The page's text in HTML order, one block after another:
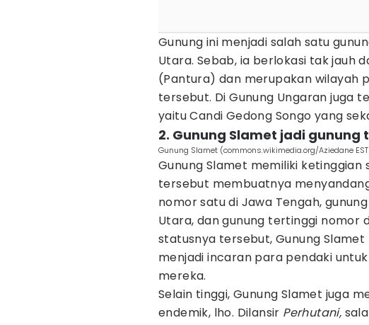
Gunung ini menjadi salah satu
Utara. Sebab, ia berlokasi tak jauh
(Pantura) dan merupakan wilayah
tersebut. Di Gunung Ungaran juga
yaitu Candi Gedong Songo yang
2. Gunung Slamet jadi
Gunung Slamet (commons.wikimedia.org/Aziedane
Gunung Slamet memiliki ketinggian
tersebut membuatnya
nomor satu di Jawa Tengah,
Utara, dan gunung tertinggi nomor
statusnya tersebut, Gunung
menjadi incaran para pendaki
mereka.
Selain tinggi, Gunung Slamet juga
endemik, lho. Dilansir Perhutani,